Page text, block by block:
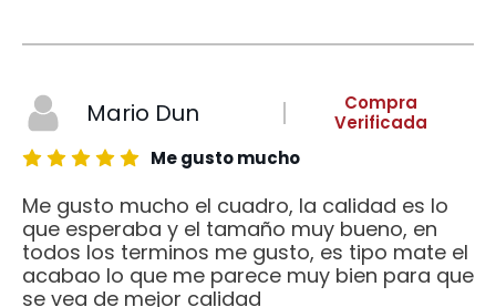
Mario Dun
Compra
Verificada
Me gusto mucho
Me gusto mucho el cuadro, la calidad es lo
que esperaba y el tamaño muy bueno, en
todos los terminos me gusto, es tipo mate el
acabao lo que me parece muy bien para que
se vea de mejor calidad